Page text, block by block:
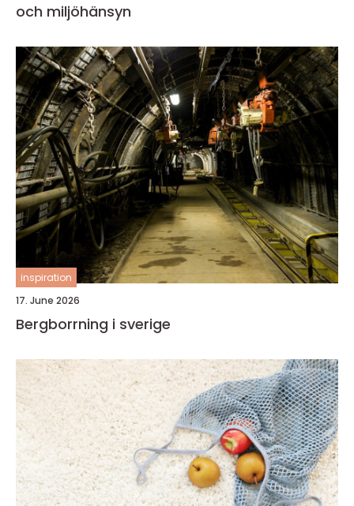
och miljöhänsyn
inspiration
17. June 2026
Bergborrning i sverige